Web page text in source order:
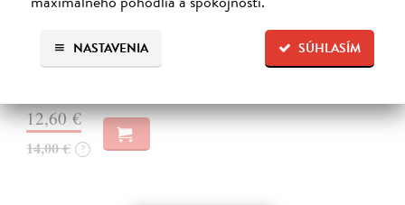
SÚHLASÍM
NASTAVENIA
Neusner Jacob| Kniha
Autor knihy sa v duchu stáva v Galilei poslucháčom Ježišovej Reči na
vrchu. Ako pravoverný rabín sa usiluje pozorne počúvať tohto nového
učiteľa a porovnáva jeho učenie s tým, čo hovorí židovská Tóra.
12,60 €
14,00 € ?